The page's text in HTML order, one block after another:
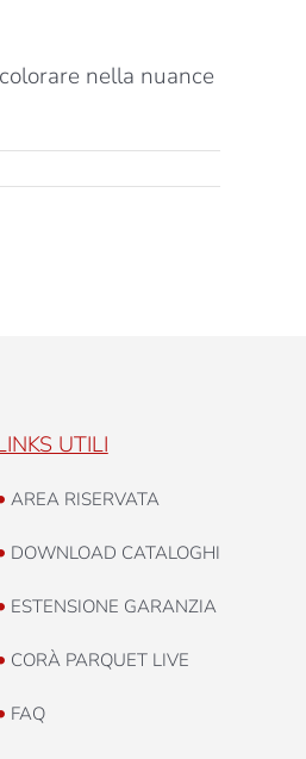
nella nuance
UTILI
AREA RISERVATA
DOWNLOAD CATALOGHI
ESTENSIONE GARANZIA
CORÀ PARQUET LIVE
FAQ